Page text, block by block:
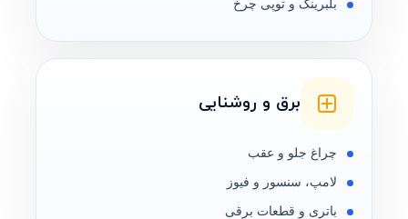
بلبرینگ و توپی چرخ
برق و روشنایی
چراغ جلو و عقب
لامپ، سنسور و فیوز
باتری و قطعات برقی